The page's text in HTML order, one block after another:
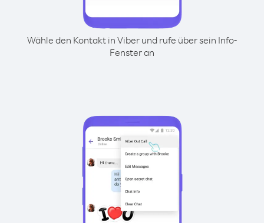
Wähle den Kontakt in Viber und rufe über sein Info-
Fenster an